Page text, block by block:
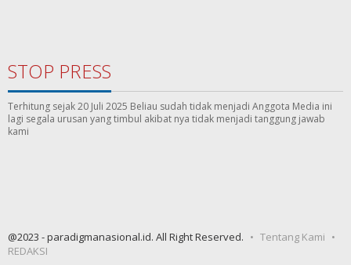
STOP PRESS
Terhitung sejak 20 Juli 2025 Beliau sudah tidak menjadi Anggota Media ini
lagi segala urusan yang timbul akibat nya tidak menjadi tanggung jawab
kami
@2023 - paradigmanasional.id. All Right Reserved.
Tentang Kami
REDAKSI